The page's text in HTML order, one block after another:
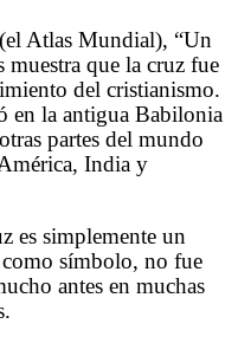
Atlas Mundial), “Un
que la cruz fue
del cristianismo.
en la antigua Babilonia
partes del mundo
India y
es simplemente un
símbolo, no fue
antes en muchas